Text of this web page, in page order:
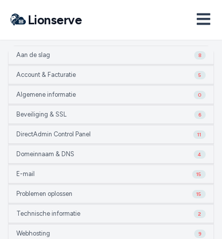
Lionserve
Aan de slag 8
Account & Facturatie 5
Algemene informatie 0
Beveiliging & SSL 6
DirectAdmin Control Panel 11
Domeinnaam & DNS 4
E-mail 15
Problemen oplossen 15
Technische informatie 2
Webhosting 9